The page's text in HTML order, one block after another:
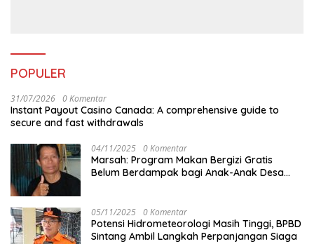
POPULER
31/07/2026 0 Komentar
Instant Payout Casino Canada: A comprehensive guide to
secure and fast withdrawals
04/11/2025 0 Komentar
Marsah: Program Makan Bergizi Gratis
Belum Berdampak bagi Anak-Anak Desa
05/11/2025 0 Komentar
Potensi Hidrometeorologi Masih Tinggi, BPBD
Sintang Ambil Langkah Perpanjangan Siaga